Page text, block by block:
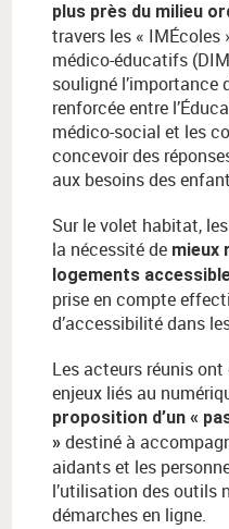
plus près du milieu
travers les «
médico-éducatifs
souligné l’importance
renforcée entre
médico-social et les
concevoir des
aux besoins des
Sur le volet habitat,
la nécessité de mieux
logements
prise en compte
d’accessibilité dans
Les acteurs réunis
enjeux liés au
proposition d’un «
» destiné à
aidants et les
l’utilisation des outils
démarches en ligne.